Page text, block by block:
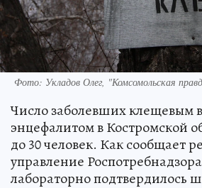
Фото: Укладов Олег, "Комсомольская
Число заболевших клещевым
энцефалитом в Костромской
до 30 человек. Как сообщает
управление
лабораторно подтвердилось